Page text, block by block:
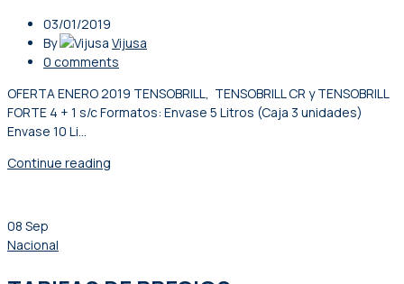
03/01/2019
By
Vijusa
0 comments
OFERTA ENERO 2019 TENSOBRILL, TENSOBRILL CR y TENSOBRILL
FORTE 4 + 1 s/c Formatos: Envase 5 Litros (Caja 3 unidades)
Envase 10 Li...
Continue reading
08 Sep
Nacional